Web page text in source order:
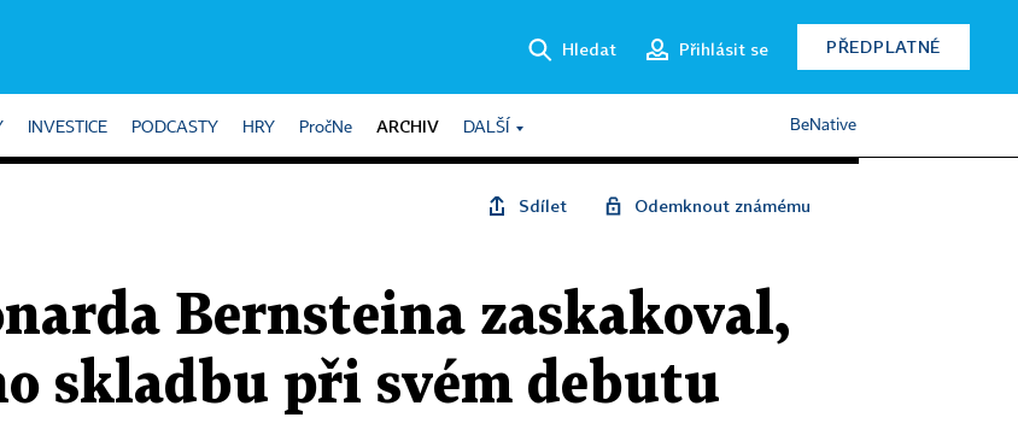
Hledat Přihlásit se PŘEDPLATNÉ
INVESTICE PODCASTY HRY PročNe ARCHIV DALŠÍ BeNative
Sdílet Odemknout známému
Bernsteina zaskakoval,
skladbu při svém debutu